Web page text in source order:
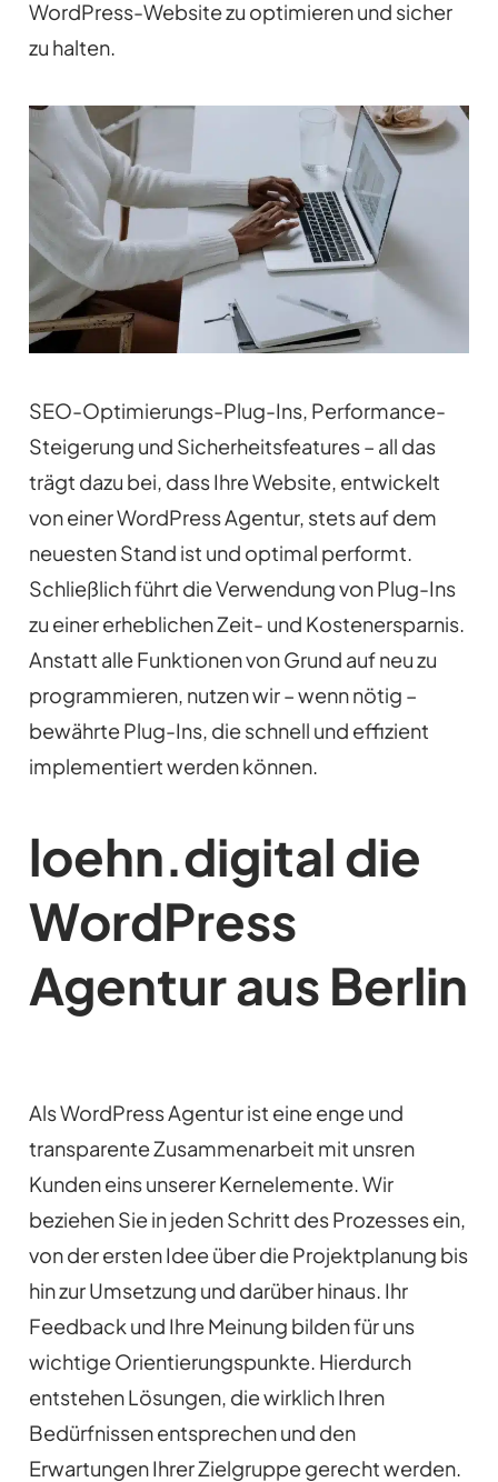
WordPress-Website zu optimieren und sicher
zu halten.
SEO-Optimierungs-Plug-Ins, Performance-
Steigerung und Sicherheitsfeatures – all das
trägt dazu bei, dass Ihre Website, entwickelt
von einer WordPress Agentur, stets auf dem
neuesten Stand ist und optimal performt.
Schließlich führt die Verwendung von Plug-Ins
zu einer erheblichen Zeit- und Kostenersparnis.
Anstatt alle Funktionen von Grund auf neu zu
programmieren, nutzen wir – wenn nötig –
bewährte Plug-Ins, die schnell und effizient
implementiert werden können.
loehn.digital die
WordPress
Agentur aus Berlin
Als WordPress Agentur ist eine enge und
transparente Zusammenarbeit mit unsren
Kunden eins unserer Kernelemente. Wir
beziehen Sie in jeden Schritt des Prozesses ein,
von der ersten Idee über die Projektplanung bis
hin zur Umsetzung und darüber hinaus. Ihr
Feedback und Ihre Meinung bilden für uns
wichtige Orientierungspunkte. Hierdurch
entstehen Lösungen, die wirklich Ihren
Bedürfnissen entsprechen und den
Erwartungen Ihrer Zielgruppe gerecht werden.